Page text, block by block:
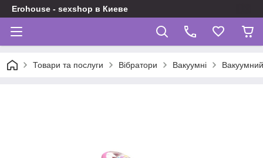
Erohouse - sexshop в Киеве
Товари та послуги Вібратори Вакуумні